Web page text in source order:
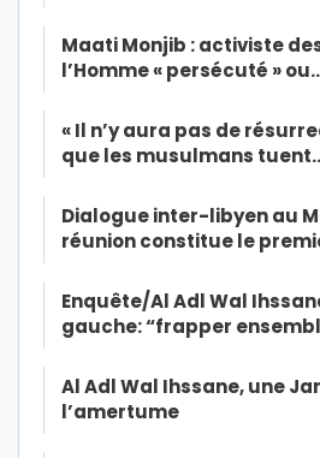
Maati Monjib : activiste
l’Homme « persécuté »
« Il n’y aura pas de
que les musulmans
Dialogue inter-libyen au
réunion constitue le
Enquête/Al Adl Wal
gauche: “frapper
Al Adl Wal Ihssane, une
l’amertume